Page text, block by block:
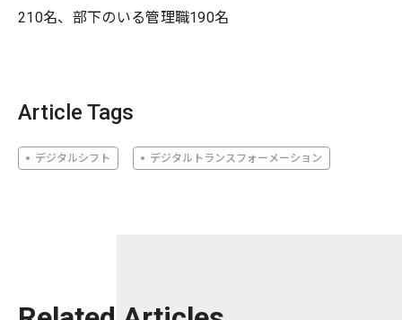
210名、部下のいる管理職190名
Article Tags
デジタルシフト デジタルトランスフォーメーション